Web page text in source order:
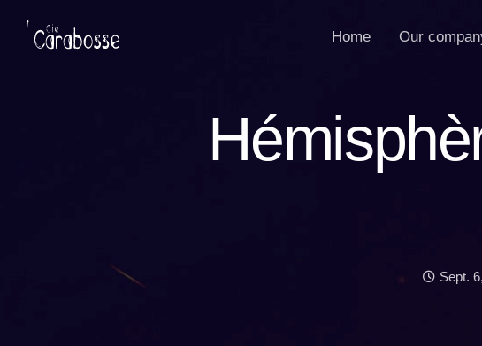
Home Our
Date:
Sept.